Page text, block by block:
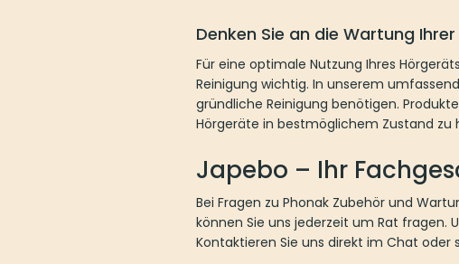
Denken Sie an die Wartung
Für eine optimale Nutzung Ihres
Reinigung wichtig. In unserem
gründliche Reinigung benötigen.
Hörgeräte in bestmöglichem Zustand zu
Japebo – Ihr
Bei Fragen zu Phonak Zubehör und
können Sie uns jederzeit um Rat fragen.
Kontaktieren Sie uns direkt im Chat oder